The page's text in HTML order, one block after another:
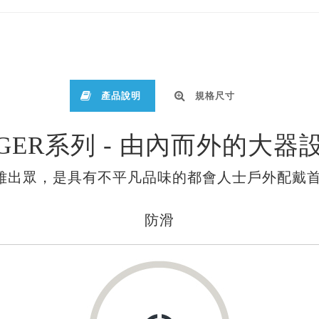
產品說明 規格尺寸
系列 - 由內而外的大器
出眾，是具有不平凡品味的都會人士戶外配戴
防滑